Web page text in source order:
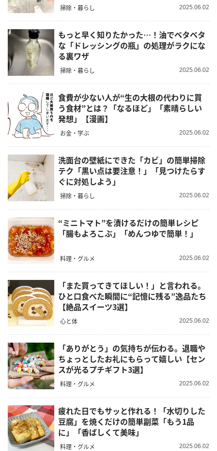
掃除・暮らし 2025.06.02
もっと早く知りたかった…！油でベタベタ
な「ドレッシングの瓶」の処理がラクにな
る裏ワザ
掃除・暮らし 2025.06.02
食費が少ない人が“生の大根の代わりに買
う食材”とは？「なるほど」「素晴らしい
発想」【漫画】
お金・学ぶ 2025.06.02
洗面台の壁紙にできた「カビ」の簡単掃除
テク「黒い点は要注意！」「見つけたらす
ぐに対処しよう」
掃除・暮らし 2025.06.02
“ミニトマト”を漬けるだけの簡単レシピ
「腸もよろこぶ」「めんつゆで簡単！」
料理・グルメ 2025.06.02
「また買ってきてほしい！」と言われる。
ひと口食べた瞬間に“記憶に残る”逸品たち
【絶品スイーツ3選】
心と体 2025.06.02
「ありがとう」の気持ちが伝わる。退職や
ちょっとしたお礼にもらって嬉しい【セン
スが光るプチギフト3選】
料理・グルメ 2025.06.02
疲れた日でもサッと作れる！「水切りした
豆腐」を焼くだけの簡単副菜「もう1品
に」「香ばしくて美味」
料理・グルメ 2025.06.02